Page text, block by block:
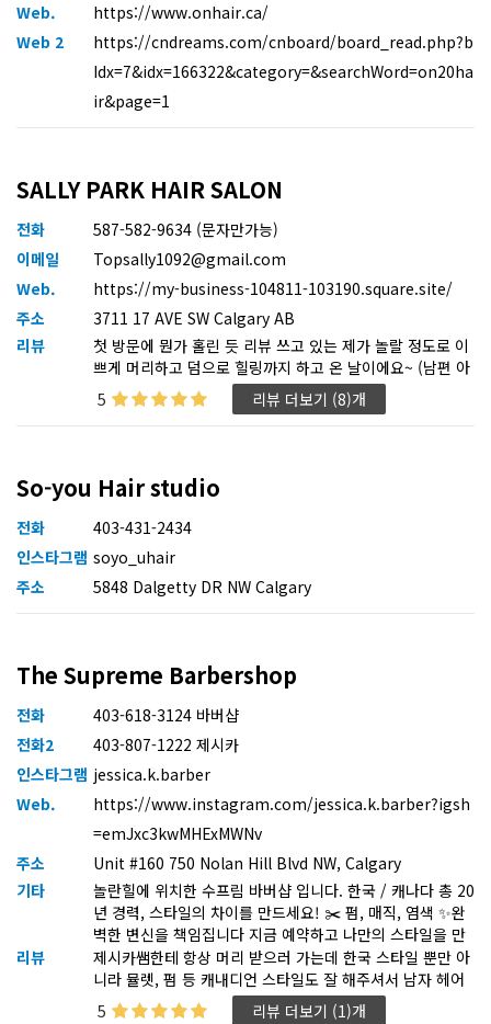
Web.
https://www.onhair.ca/
Web 2
https://cndreams.com/cnboard/board_read.php?b
Idx=7&idx=166322&category=&searchWord=on20ha
ir&page=1
SALLY PARK HAIR SALON
전화
587-582-9634 (문자만가능)
이메일
Topsally1092@gmail.com
Web.
https://my-business-104811-103190.square.site/
주소
3711 17 AVE SW Calgary AB
리뷰
첫 방문에 뭔가 홀린 듯 리뷰 쓰고 있는 제가 놀랄 정도로 이
쁘게 머리하고 덤으로 힐링까지 하고 온 날이에요~ (남편 아
이디까지 빌려서 끄젹이는 열정ㅋㅋ) 진눈깨비 눈도 오고 우
중충한 날이었는데 맘에 쏘~~~오옥 드는 헤어스타일 덕에
시는 박달사순 쌔리쌤~ㅋ 실력 뒤집어져요~
5 리뷰 더보기 (8)개
So-you Hair studio
전화
403-431-2434
인스타그램 soyo_uhair
주소
5848 Dalgetty DR NW Calgary
The Supreme Barbershop
전화
403-618-3124 바버샵
전화2
403-807-1222 제시카
인스타그램 jessica.k.barber
Web.
https://www.instagram.com/jessica.k.barber?igsh
=emJxc3kwMHExMWNv
주소
Unit #160 750 Nolan Hill Blvd NW, Calgary
기타
놀란힐에 위치한 수프림 바버샵 입니다. 한국 / 캐나다 총 20
년 경력, 스타일의 차이를 만드세요! ✂️ 펌, 매직, 염색 ✨완
벽한 변신을 책임집니다 지금 예약하고 나만의 스타일을 만
나보세요! @supremebarbershopyyc
리뷰
제시카쌤한테 항상 머리 받으러 가는데 한국 스타일 뿐만 아
니라 뮬렛, 펌 등 캐내디언 스타일도 잘 해주셔서 남자 헤어
는 정말 믿고 맏기셔도 됩니다~
5 리뷰 더보기 (1)개